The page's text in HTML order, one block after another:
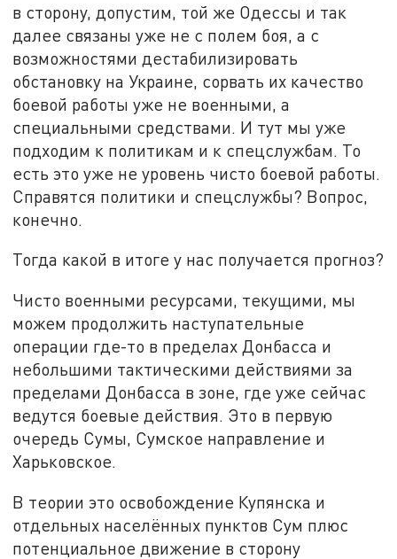
в сторону, допустим, той же Одессы и так
далее связаны уже не с полем боя, а с
возможностями дестабилизировать
обстановку на Украине, сорвать их качество
боевой работы уже не военными, а
специальными средствами. И тут мы уже
подходим к политикам и к спецслужбам. То
есть это уже не уровень чисто боевой работы.
Справятся политики и спецслужбы? Вопрос,
конечно.
Тогда какой в итоге у нас получается прогноз?
Чисто военными ресурсами, текущими, мы
можем продолжить наступательные
операции где-то в пределах Донбасса и
небольшими тактическими действиями за
пределами Донбасса в зоне, где уже сейчас
ведутся боевые действия. Это в первую
очередь Сумы, Сумское направление и
Харьковское.
В теории это освобождение Купянска и
отдельных населённых пунктов Сум плюс
потенциальное движение в сторону